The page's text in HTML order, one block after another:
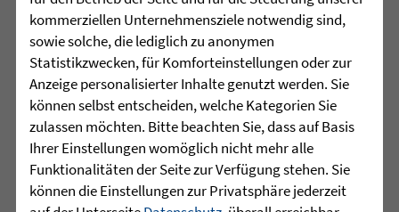
mehr lesen
29.07.2026 |•HÖR-SPRACHZENTRUM
220 Kinder verwandeln
Arnach in eine bunte
Zirkuswelt - kannst Du nicht
war gestern
kommerziellen Unternehmensziele notwendig sind,
sowie solche, die lediglich zu anonymen
Statistikzwecken, für Komforteinstellungen oder zur
Anzeige personalisierter Inhalte genutzt werden. Sie
können selbst entscheiden, welche Kategorien Sie
zulassen möchten. Bitte beachten Sie, dass auf Basis
Ihrer Einstellungen womöglich nicht mehr alle
Funktionalitäten der Seite zur Verfügung stehen. Sie
können die Einstellungen zur Privatsphäre jederzeit